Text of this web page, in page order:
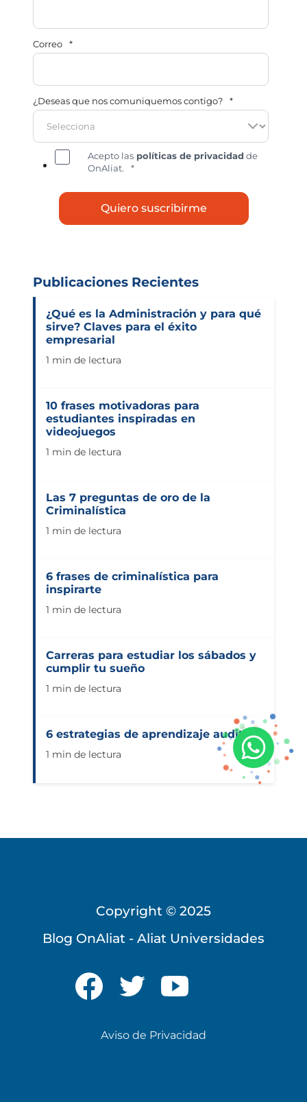
Correo *
¿Deseas que nos comuniquemos contigo? *
Acepto las políticas de privacidad de
OnAliat.
*
Publicaciones Recientes
¿Qué es la Administración y para qué
sirve? Claves para el éxito
empresarial
1 min de lectura
10 frases motivadoras para
estudiantes inspiradas en
videojuegos
1 min de lectura
Las 7 preguntas de oro de la
Criminalística
1 min de lectura
6 frases de criminalística para
inspirarte
1 min de lectura
Carreras para estudiar los sábados y
cumplir tu sueño
1 min de lectura
6 estrategias de aprendizaje auditivo
1 min de lectura
Copyright © 2025
Blog OnAliat - Aliat Universidades
Aviso de Privacidad
Universidad Virtual
Te brindamos información
solo para nuevo ingreso